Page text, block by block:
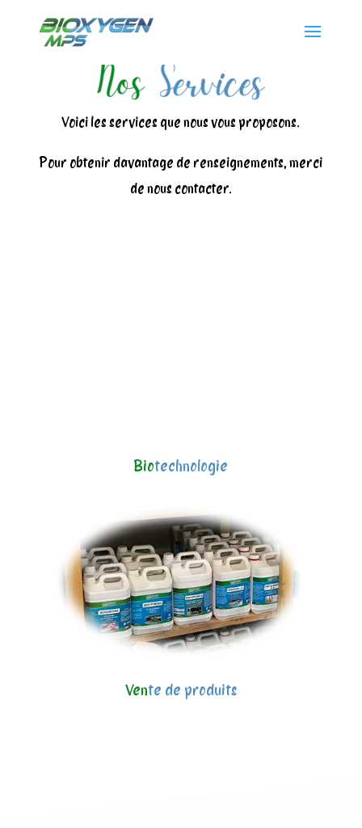
Voici les services que nous vous proposons.
Pour obtenir davantage de renseignements, merci
de nous contacter.
Biotechnologie
Vente de produits